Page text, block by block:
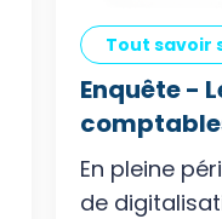
Tout savoir
Enquête -
En pleine
de